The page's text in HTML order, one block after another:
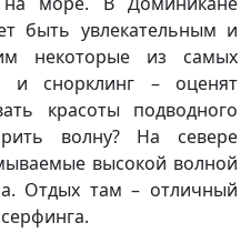
быть увлекательным и
некоторые из самых
и снорклинг – оценят
красоты подводного
волну? На севере
высокой волной
Отдых там – отличный